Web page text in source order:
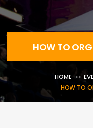
HOW TO
HOME
HOW TO